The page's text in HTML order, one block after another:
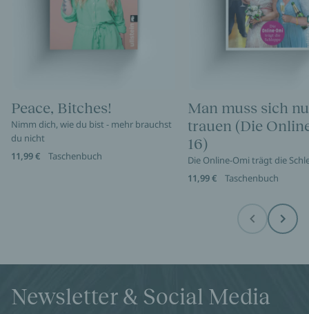
Peace, Bitches!
Nimm dich, wie du bist - mehr brauchst
du nicht
11,99 €
Taschenbuch
Man muss sich
trauen (Die
16)
Die Online-Omi trägt die
11,99 €
Taschenbuch
Before Next
Newsletter & Social Media